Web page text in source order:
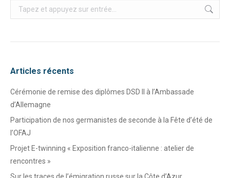
Recherche
:
Articles récents
Cérémonie de remise des diplômes DSD II à l’Ambassade
d’Allemagne
Participation de nos germanistes de seconde à la Fête d’été de
l’OFAJ
Projet E-twinning « Exposition franco-italienne : atelier de
rencontres »